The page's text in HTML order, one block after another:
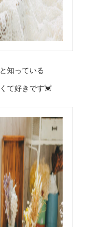
知っている
て好きです💓